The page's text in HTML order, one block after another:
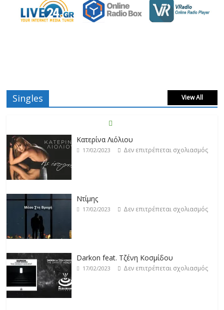
Singles View All
Κατερίνα Λιόλιου
17/02/2023 Δεν επιτρέπεται σχολιασμός
Ντίμης
17/02/2023 Δεν επιτρέπεται σχολιασμός
Darkon feat. Τζένη Κοσμίδου
17/02/2023 Δεν επιτρέπεται σχολιασμός